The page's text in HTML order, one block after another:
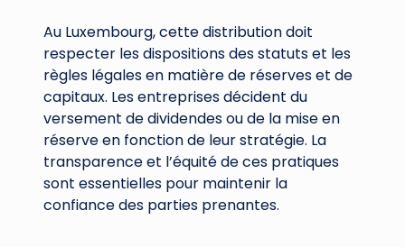
Au Luxembourg, cette distribution doit
respecter les dispositions des statuts et les
règles légales en matière de réserves et de
capitaux. Les entreprises décident du
versement de dividendes ou de la mise en
réserve en fonction de leur stratégie. La
transparence et l’équité de ces pratiques
sont essentielles pour maintenir la
confiance des parties prenantes.